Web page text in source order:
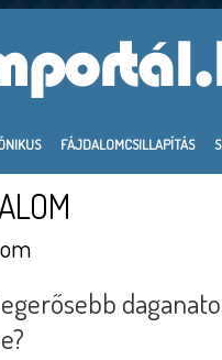
FÁJDALOMCSILLAPÍTÁS